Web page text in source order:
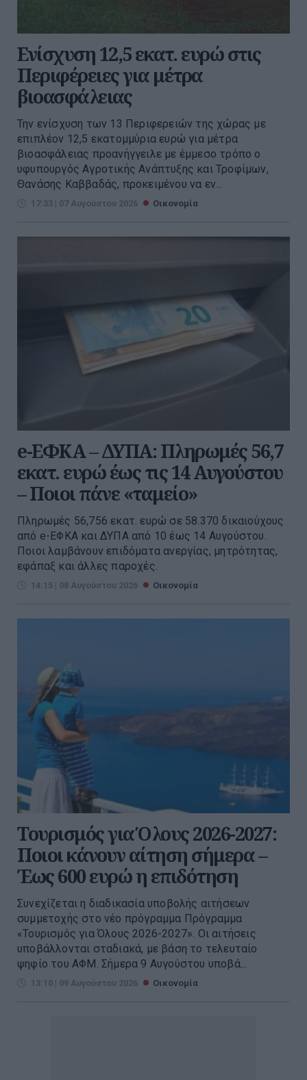
Ενίσχυση 12,5 εκατ. ευρώ στις
Περιφέρειες για μέτρα
βιοασφάλειας
Την ενίσχυση των 13 Περιφερειών της χώρας με
επιπλέον 12,5 εκατομμύρια ευρώ για μέτρα
βιοασφάλειας προανήγγειλε με έμμεσο τρόπο ο
υφυπουργός Αγροτικής Ανάπτυξης και Τροφίμων,
Θανάσης Καββαδάς, προκειμένου να εν...
17:33 | 07 Αυγούστου 2026 Οικονομία
e-ΕΦΚΑ – ΔΥΠΑ: Πληρωμές 56,7
εκατ. ευρώ έως τις 14 Αυγούστου
– Ποιοι πάνε «ταμείο»
Πληρωμές 56,756 εκατ. ευρώ σε 58.370 δικαιούχους
από e-ΕΦΚΑ και ΔΥΠΑ από 10 έως 14 Αυγούστου.
Ποιοι λαμβάνουν επιδόματα ανεργίας, μητρότητας,
εφάπαξ και άλλες παροχές.
14:15 | 08 Αυγούστου 2026 Οικονομία
Τουρισμός για Όλους 2026-2027:
Ποιοι κάνουν αίτηση σήμερα –
Έως 600 ευρώ η επιδότηση
Συνεχίζεται η διαδικασία υποβολής αιτήσεων
συμμετοχής στο νέο πρόγραμμα Πρόγραμμα
«Τουρισμός για Όλους 2026-2027». Οι αιτήσεις
υποβάλλονται σταδιακά, με βάση το τελευταίο
ψηφίο του ΑΦΜ. Σήμερα 9 Αυγούστου υποβά...
13:10 | 09 Αυγούστου 2026 Οικονομία